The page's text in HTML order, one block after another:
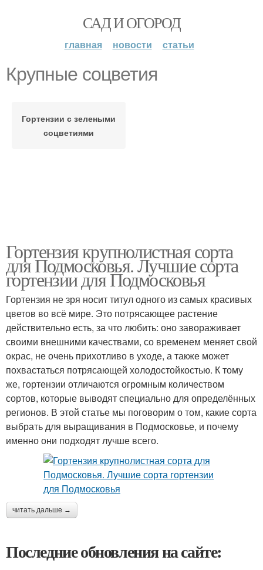
САД И ОГОРОД
главная новости статьи
Крупные соцветия
Гортензии с зелеными
соцветиями
Гортензия крупнолистная сорта
для Подмосковья. Лучшие сорта
гортензии для Подмосковья
Гортензия не зря носит титул одного из самых красивых
цветов во всё мире. Это потрясающее растение
действительно есть, за что любить: оно завораживает
своими внешними качествами, со временем меняет свой
окрас, не очень прихотливо в уходе, а также может
похвастаться потрясающей холодостойкостью. К тому
же, гортензии отличаются огромным количеством
сортов, которые выводят специально для определённых
регионов. В этой статье мы поговорим о том, какие сорта
выбрать для выращивания в Подмосковье, и почему
именно они подходят лучше всего.
читать дальше →
Последние обновления на сайте: